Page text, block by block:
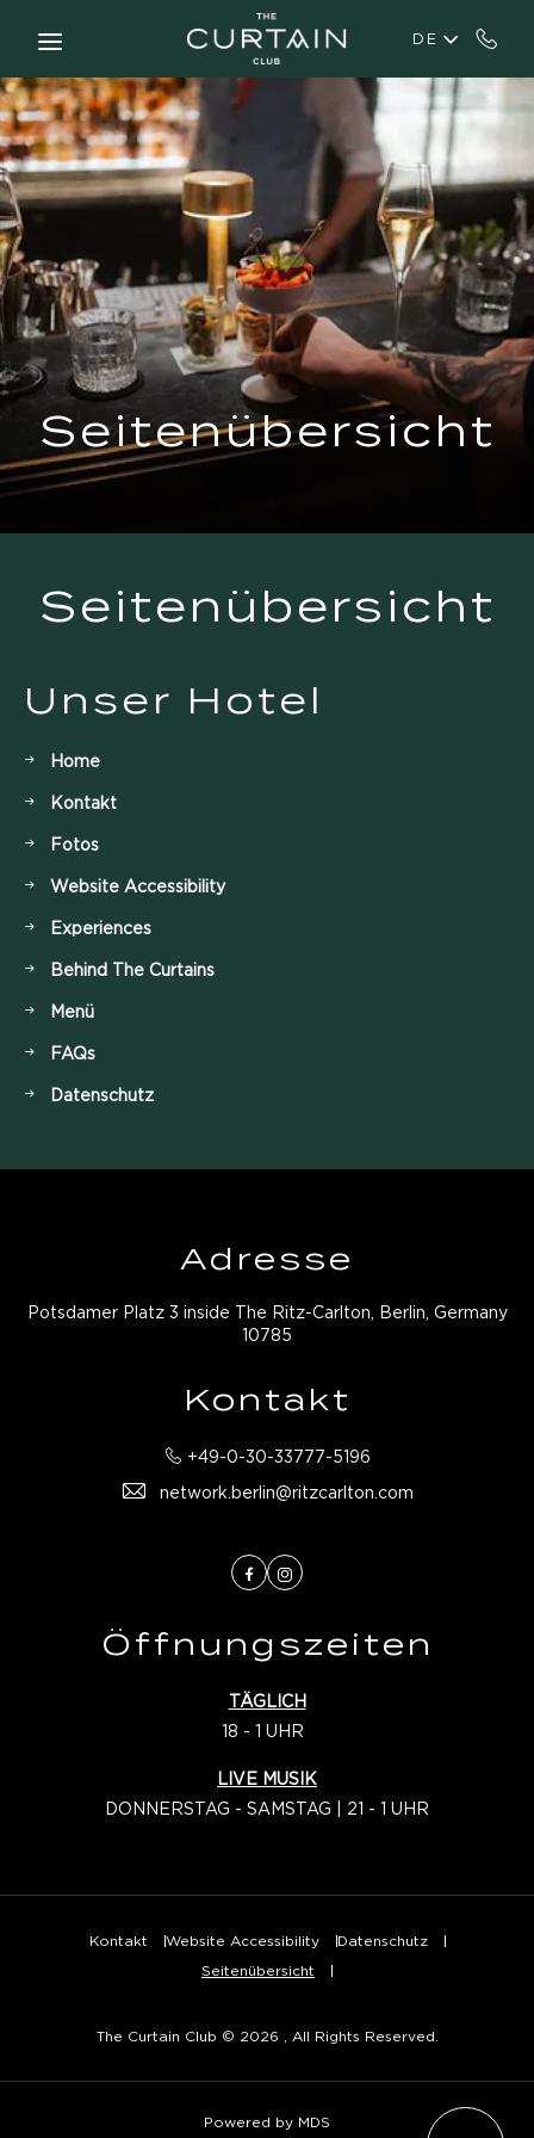
DE
Seitenübersicht
Seitenübersicht
Unser Hotel
Home
Kontakt
Fotos
Website Accessibility
Experiences
Behind The Curtains
Menü
FAQs
Datenschutz
Adresse
Potsdamer Platz 3 inside The Ritz-Carlton, Berlin, Germany
10785
Kontakt
+49-0-30-33777-5196
network.berlin@ritzcarlton.com
FacebookInstagram
Öffnungszeiten
TÄGLICH
18 - 1 UHR
LIVE MUSIK
DONNERSTAG - SAMSTAG | 21 - 1 UHR
Kontakt Website Accessibility
Datenschutz
Seitenübersicht
The Curtain Club © 2026 , All Rights Reserved.
Powered by MDS